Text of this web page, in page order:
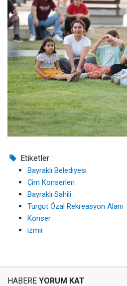
Etiketler :
Bayraklı Belediyesi
Çim Konserleri
Bayraklı Sahili
Turgut Özal Rekreasyon Alanı
Konser
izmir
HABERE YORUM KAT